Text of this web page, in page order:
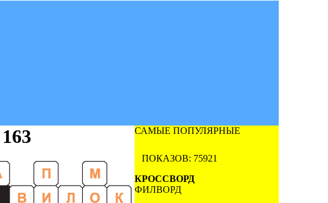
САМЫЕ ПОПУЛЯРНЫЕ
ПОКАЗОВ: 75921
КРОССВОРД
ФИЛВОРД